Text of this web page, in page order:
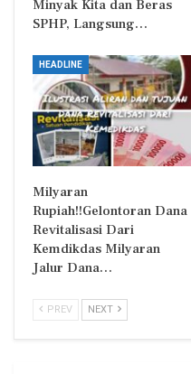
Minyak Kita dan Beras
SPHP, Langsung…
HEADLINE
Milyaran
Rupiah!!Gelontoran Dana
Revitalisasi Dari
Kemdikdas Milyaran
Jalur Dana…
PREV NEXT